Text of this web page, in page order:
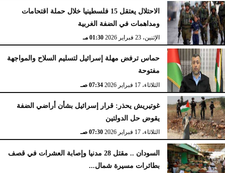
الإثنين، 23 فبراير 2026 02:15 مـ
الاحتلال يعتقل 15 فلسطينيا خلال حملة اقتحامات
ومداهمات في الضفة الغربية
الإثنين، 23 فبراير 2026 01:30 مـ
حماس ترفض مهلة إسرائيل لتسليم السلاح والمواجهة
مفتوحة
الثلاثاء، 17 فبراير 2026 07:34 صـ
غوتيريش يحذر: قرار إسرائيل بشأن أراضي الضفة
يقوض حل الدولتين
الثلاثاء، 17 فبراير 2026 07:30 صـ
السودان .. مقتل 28 مدنيا وإصابة العشرات في قصف
بطائرات مسيرة شمال...